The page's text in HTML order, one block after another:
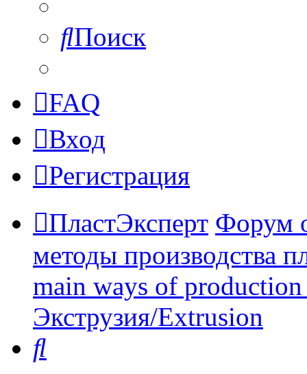
Поиск
FAQ
Вход
Регистрация
ПластЭксперт Форум
методы производства
main ways of
Экструзия/Extrusion